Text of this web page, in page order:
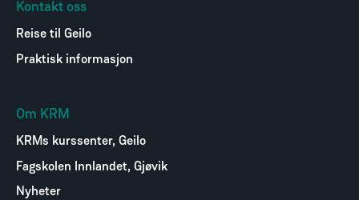
Kontakt oss
Reise til Geilo
Praktisk informasjon
Om KRM
KRMs kurssenter, Geilo
Fagskolen Innlandet, Gjøvik
Nyheter